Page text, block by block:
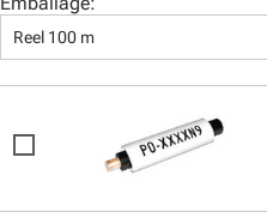
Reel 100 m